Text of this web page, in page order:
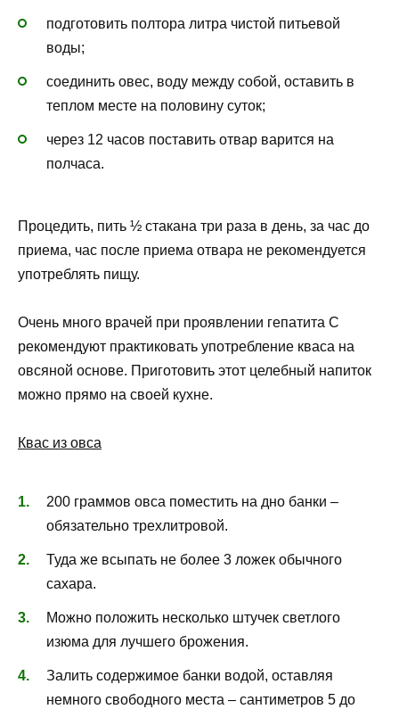
подготовить полтора литра чистой питьевой
воды;
соединить овес, воду между собой, оставить в
теплом месте на половину суток;
через 12 часов поставить отвар варится на
полчаса.
Процедить, пить ½ стакана три раза в день, за час до
приема, час после приема отвара не рекомендуется
употреблять пищу.
Очень много врачей при проявлении гепатита С
рекомендуют практиковать употребление кваса на
овсяной основе. Приготовить этот целебный напиток
можно прямо на своей кухне.
Квас из овса
200 граммов овса поместить на дно банки –
обязательно трехлитровой.
Туда же всыпать не более 3 ложек обычного
сахара.
Можно положить несколько штучек светлого
изюма для лучшего брожения.
Залить содержимое банки водой, оставляя
немного свободного места – сантиметров 5 до